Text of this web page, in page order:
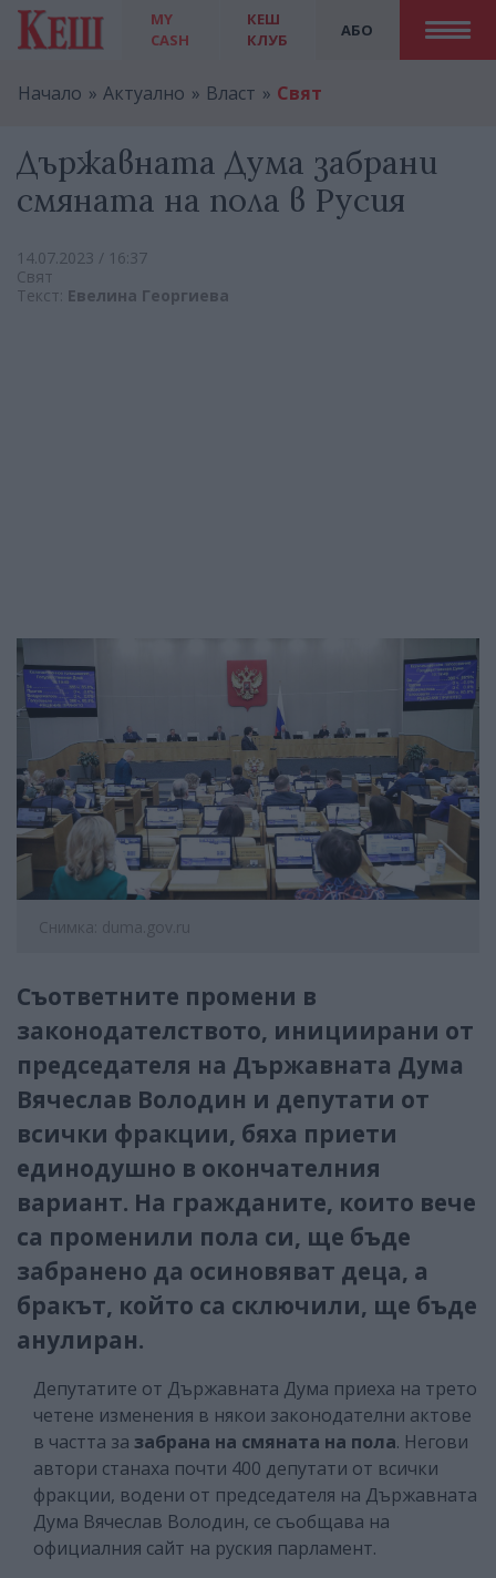
MY
CASH
АБО
КЕШ
КЛУБ
Начало Актуално Власт Свят
Държавната Дума забрани
смяната на пола в Русия
14.07.2023 / 16:37
Свят
Текст: Евелина Георгиева
Снимка: duma.gov.ru
Съответните промени в
законодателството, инициирани от
председателя на Държавната Дума
Вячеслав Володин и депутати от
всички фракции, бяха приети
единодушно в окончателния
вариант. На гражданите, които вече
са променили пола си, ще бъде
забранено да осиновяват деца, а
бракът, който са сключили, ще бъде
анулиран.
Депутатите от Държавната Дума приеха на трето
четене изменения в някои законодателни актове
в частта за забрана на смяната на пола. Негови
автори станаха почти 400 депутати от всички
фракции, водени от председателя на Държавната
Дума Вячеслав Володин, се съобщава на
официалния сайт на руския парламент.